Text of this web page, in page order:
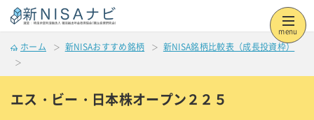
menu
ホーム 新NISAおすすめ銘柄 新NISA銘柄比較表（成長投資枠）
エス・ビー・日本株オープン２２５